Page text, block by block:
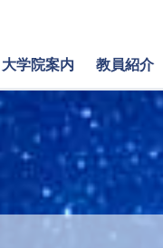
大学院案内 教員紹介